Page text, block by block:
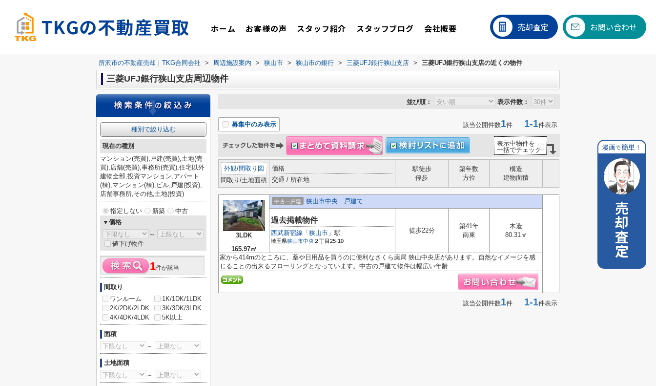
TKGの不動産買取 ホーム お客様の声 スタッフ紹介 スタッフブログ 会社概要 売却査定 お問い合わせ
漫画で簡単！
売却査定
所沢市の不動産売却｜TKG合同会社 > 周辺施設案内 > 狭山市 > 狭山市の銀行 > 三菱UFJ銀行狭山支店 > 三菱UFJ銀行狭山支店の近くの物件
三菱UFJ銀行狭山支店周辺物件
並び順： 表示件数：
募集中のみ表示 該当公開件数1件 1-1件表示
表示中物件を
一括でチェック
外観/間取り図
間取り/土地面積
価格
交通 / 所在地
駅徒歩
停歩
築年数
方位
構造
建物面積
3LDK
165.97㎡
中古一戸建 狭山市中央 戸建て
過去掲載物件
西武新宿線 「 狭山市 」駅
埼玉県狭山市中央 ２丁目25-10
徒歩22分
築41年
南東
木造
80.31㎡
家から414mのところに、薬や日用品を買うのに便利なさくら薬局 狭山中央店があります。自然なイメージを感
じることの出来るフローリングとなっています。中古の戸建て物件は幅広い年齢...
該当公開件数1件 1-1件表示
種別で絞り込む
現在の種別
マンション(売買),戸建(売買),土地(売
買),店舗(売買),事務所(売買),住宅以外
建物全部,投資マンション,アパート
(棟),マンション(棟),ビル,戸建(投資),
店舗事務所,その他,土地(投資)
指定しない 新築
中古
▼価格
～
値下げ物件
1件が該当
間取り
ワンルーム
1K/1DK/1LDK
2K/2DK/2LDK
3K/3DK/3LDK
4K/4DK/4LDK
5K以上
面積
～
土地面積
～